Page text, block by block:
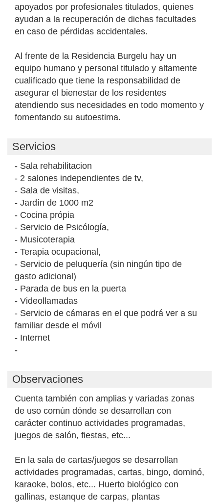
apoyados por profesionales titulados, quienes
ayudan a la recuperación de dichas facultades
en caso de pérdidas accidentales.
Al frente de la Residencia Burgelu hay un
equipo humano y personal titulado y altamente
cualificado que tiene la responsabilidad de
asegurar el bienestar de los residentes
atendiendo sus necesidades en todo momento y
fomentando su autoestima.
Servicios
- Sala rehabilitacion
- 2 salones independientes de tv,
- Sala de visitas,
- Jardín de 1000 m2
- Cocina própia
- Servicio de Psicólogía,
- Musicoterapia
- Terapia ocupacional,
- Servicio de peluquería (sin ningún tipo de
gasto adicional)
- Parada de bus en la puerta
- Videollamadas
- Servicio de cámaras en el que podrá ver a su
familiar desde el móvil
- Internet
-
Observaciones
Cuenta también con amplias y variadas zonas
de uso común dónde se desarrollan con
carácter continuo actividades programadas,
juegos de salón, fiestas, etc...
En la sala de cartas/juegos se desarrollan
actividades programadas, cartas, bingo, dominó,
karaoke, bolos, etc... Huerto biológico con
gallinas, estanque de carpas, plantas